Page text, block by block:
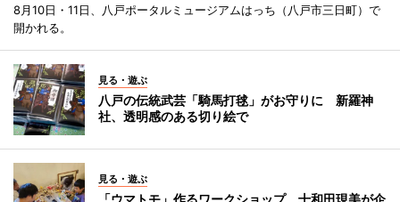
8月10日・11日、八戸ポータルミュージアムはっち（八戸市三日町）で
開かれる。
見る・遊ぶ
八戸の伝統武芸「騎馬打毬」がお守りに 新羅神
社、透明感のある切り絵で
見る・遊ぶ
「ウマトモ」作るワークショップ、十和田現美が企